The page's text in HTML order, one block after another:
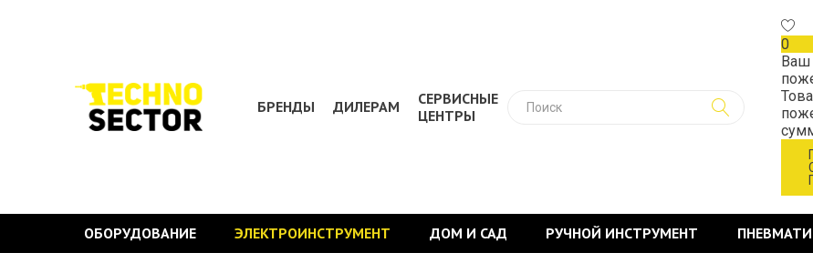
БРЕНДЫ ДИЛЕРАМ
СЕРВИСНЫЕ
ЦЕНТРЫ
0
Ваш
ОБОРУДОВАНИЕ ЭЛЕКТРОИНСТРУМЕНТ ДОМ И САД РУЧНОЙ ИНСТРУМЕНТ